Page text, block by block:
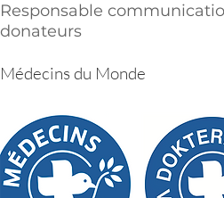
Responsable
donateurs
Médecins du Monde